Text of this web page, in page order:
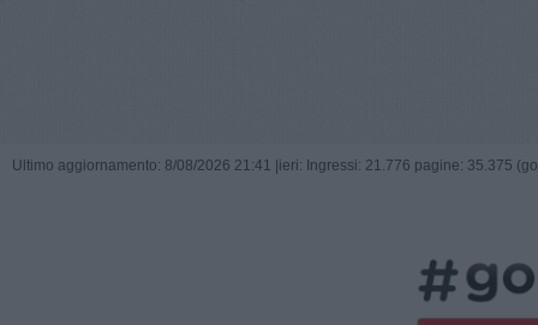
Ultimo aggiornamento: 8/08/2026 21:41 | ieri: Ingressi: 21.776 pagine: 35.375